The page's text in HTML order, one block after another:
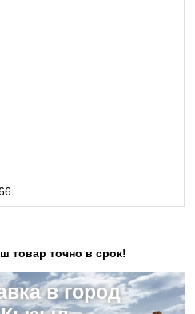
товар точно в срок!
в город